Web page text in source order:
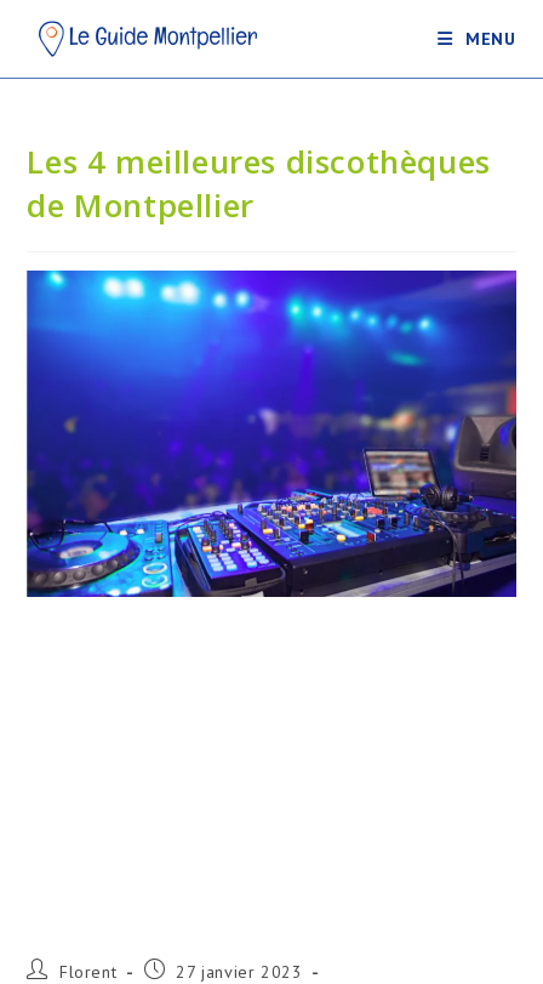
MENU
Les 4 meilleures discothèques
de Montpellier
Florent
27 janvier 2023